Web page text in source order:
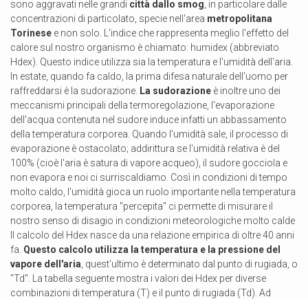
sono aggravati nelle grandi città dallo smog , in particolare dalle
concentrazioni di particolato, specie nell'area metropolitana
Torinese e non solo. L'indice che rappresenta meglio l'effetto del
calore sul nostro organismo è chiamato: humidex (abbreviato
Hdex). Questo indice utilizza sia la temperatura e l'umidità dell'aria.
In estate, quando fa caldo, la prima difesa naturale dell'uomo per
raffreddarsi è la sudorazione. La sudorazione è inoltre uno dei
meccanismi principali della termoregolazione, l'evaporazione
dell'acqua contenuta nel sudore induce infatti un abbassamento
della temperatura corporea. Quando l'umidità sale, il processo di
evaporazione è ostacolato; addirittura se l'umidità relativa è del
100% (cioè l'aria è satura di vapore acqueo), il sudore gocciola e
non evapora e noi ci surriscaldiamo. Così in condizioni di tempo
molto caldo, l'umidità gioca un ruolo importante nella temperatura
corporea, la temperatura "percepita" ci permette di misurare il
nostro senso di disagio in condizioni meteorologiche molto calde
Il calcolo del Hdex nasce da una relazione empirica di oltre 40 anni
fa. Questo calcolo utilizza la temperatura e la pressione del
vapore dell'aria , quest'ultimo è determinato dal punto di rugiada, o
"Td". La tabella seguente mostra i valori dei Hdex per diverse
combinazioni di temperatura (T) e il punto di rugiada (Td). Ad